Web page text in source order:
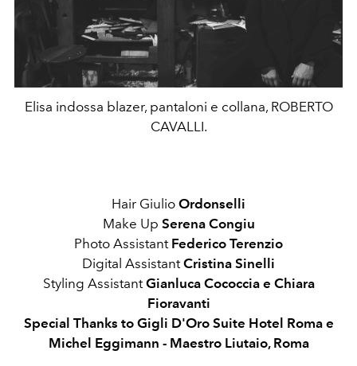
Elisa indossa blazer, pantaloni e collana, ROBERTO
CAVALLI.
Hair Giulio Ordonselli
Make Up Serena Congiu
Photo Assistant Federico Terenzio
Digital AssistantCristina Sinelli
Styling AssistantGianluca Cococcia e Chiara
Fioravanti
Special Thanks to Gigli D'Oro Suite Hotel Roma e
Michel Eggimann - Maestro Liutaio, Roma